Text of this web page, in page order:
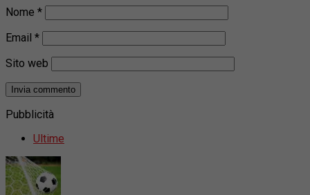
Nome *
Email *
Sito web
Pubblicità
Ultime